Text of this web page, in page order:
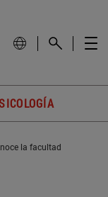
la facultad